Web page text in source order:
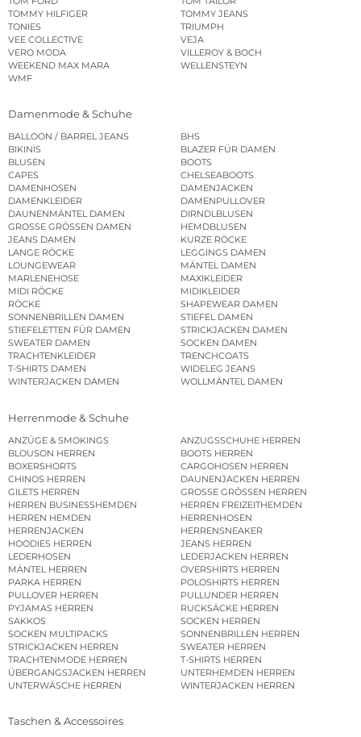
TOMMY HILFIGER
TOMMY JEANS
TONIES
TRIUMPH
VEE COLLECTIVE
VEJA
VERO MODA
VILLEROY & BOCH
WEEKEND MAX MARA
WELLENSTEYN
WMF
Damenmode & Schuhe
BALLOON / BARREL JEANS
BHS
BIKINIS
BLAZER FÜR DAMEN
BLUSEN
BOOTS
CAPES
CHELSEABOOTS
DAMENHOSEN
DAMENJACKEN
DAMENKLEIDER
DAMENPULLOVER
DAUNENMÄNTEL DAMEN
DIRNDLBLUSEN
GROSSE GRÖSSEN DAMEN
HEMDBLUSEN
JEANS DAMEN
KURZE RÖCKE
LANGE RÖCKE
LEGGINGS DAMEN
LOUNGEWEAR
MÄNTEL DAMEN
MARLENEHOSE
MAXIKLEIDER
MIDI RÖCKE
MIDIKLEIDER
RÖCKE
SHAPEWEAR DAMEN
SONNENBRILLEN DAMEN
STIEFEL DAMEN
STIEFELETTEN FÜR DAMEN
STRICKJACKEN DAMEN
SWEATER DAMEN
SOCKEN DAMEN
TRACHTENKLEIDER
TRENCHCOATS
T-SHIRTS DAMEN
WIDELEG JEANS
WINTERJACKEN DAMEN
WOLLMÄNTEL DAMEN
Herrenmode & Schuhe
ANZÜGE & SMOKINGS
ANZUGSSCHUHE HERREN
BLOUSON HERREN
BOOTS HERREN
BOXERSHORTS
CARGOHOSEN HERREN
CHINOS HERREN
DAUNENJACKEN HERREN
GILETS HERREN
GROSSE GRÖSSEN HERREN
HERREN BUSINESSHEMDEN
HERREN FREIZEITHEMDEN
HERREN HEMDEN
HERRENHOSEN
HERRENJACKEN
HERRENSNEAKER
HOODIES HERREN
JEANS HERREN
LEDERHOSEN
LEDERJACKEN HERREN
MÄNTEL HERREN
OVERSHIRTS HERREN
PARKA HERREN
POLOSHIRTS HERREN
PULLOVER HERREN
PULLUNDER HERREN
PYJAMAS HERREN
RUCKSÄCKE HERREN
SAKKOS
SOCKEN HERREN
SOCKEN MULTIPACKS
SONNENBRILLEN HERREN
STRICKJACKEN HERREN
SWEATER HERREN
TRACHTENMODE HERREN
T-SHIRTS HERREN
ÜBERGANGSJACKEN HERREN
UNTERHEMDEN HERREN
UNTERWÄSCHE HERREN
WINTERJACKEN HERREN
Taschen & Accessoires